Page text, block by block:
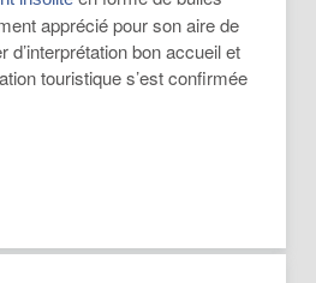
apprécié pour son aire de
d’interprétation bon accueil et
touristique s’est confirmée